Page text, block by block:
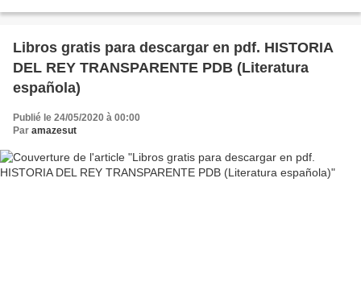
Libros gratis para descargar en pdf. HISTORIA
DEL REY TRANSPARENTE PDB (Literatura
española)
Publié le 24/05/2020 à 00:00
Par amazesut